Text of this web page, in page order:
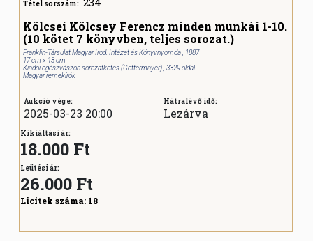
Tétel sorszám:
Kölcsei Kölcsey Ferencz minden munkái 1-10.
(10 kötet 7 könyvben, teljes sorozat.)
Franklin-Társulat Magyar Irod. Intézet és Könyvnyomda , 1887
17 cm x 13 cm
Kiadói egészvászon sorozatkötés (Gottermayer) , 3329 oldal
Magyar remekírók
Aukció vége:
2025-03-23 20:00
Hátralévő idő:
Lezárva
Kikiáltási ár:
18.000 Ft
Leütési ár:
26.000 Ft
Licitek száma: 18